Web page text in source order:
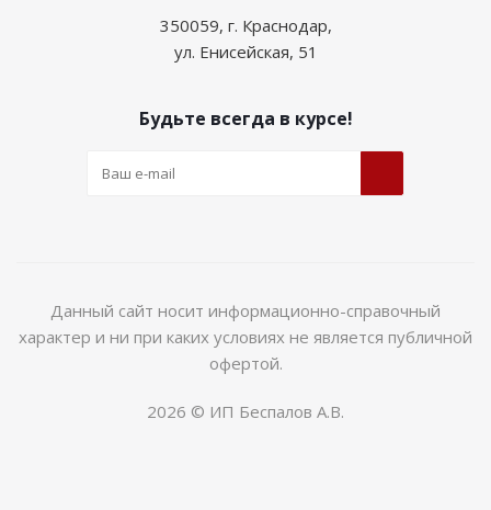
Будьте всегда в курсе!
350059, г. Краснодар,
ул. Енисейская, 51
Данный сайт носит информационно-справочный
характер и ни при каких условиях не является публичной
офертой.
2026 © ИП Беспалов А.В.